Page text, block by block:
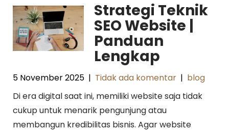
Strategi Teknik
SEO Website |
Panduan
Lengkap
5 November 2025 | Tidak ada komentar | blog
Di era digital saat ini, memiliki website saja tidak
cukup untuk menarik pengunjung atau
membangun kredibilitas bisnis. Agar website